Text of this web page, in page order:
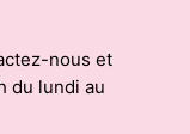
nous et
du lundi au